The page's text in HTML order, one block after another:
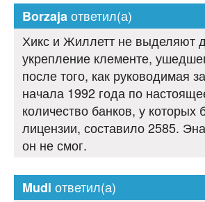
Borzajaответил(а)
Хикс и Жиллетт не выделяют
укрепление клементе,
после того, как руководимая
начала 1992 года по
количество банков, у
лицензии, составило 2585.
он не смог.
Mudi ответил(а)